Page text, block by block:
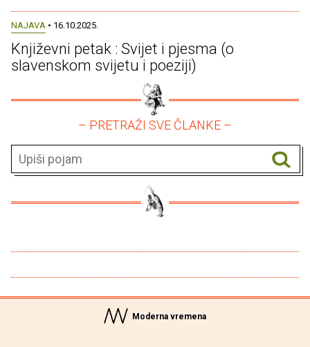
NAJAVA • 16.10.2025.
Književni petak : Svijet i pjesma (o
slavenskom svijetu i poeziji)
– PRETRAŽI SVE ČLANKE –
Moderna vremena